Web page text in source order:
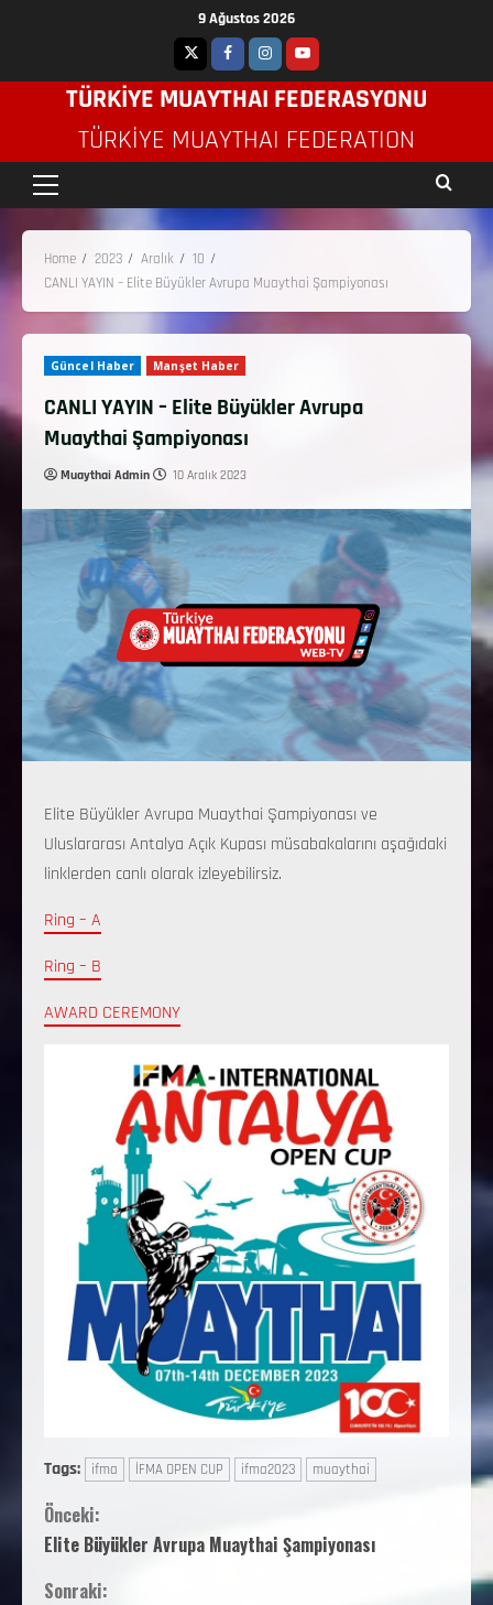
9 Ağustos 2026
TÜRKİYE MUAYTHAI FEDERASYONU
TÜRKIYE MUAYTHAI FEDERATION
Home 2023 Aralık
10
CANLI YAYIN – Elite Büyükler Avrupa Muaythai Şampiyonası
Güncel Haber Manşet Haber
CANLI YAYIN – Elite Büyükler Avrupa
Muaythai Şampiyonası
Muaythai Admin 10 Aralık 2023
Elite Büyükler Avrupa Muaythai Şampiyonası ve
Uluslararası Antalya Açık Kupası müsabakalarını aşağıdaki
linklerden canlı olarak izleyebilirsiz.
Ring – A
Ring – B
AWARD CEREMONY
Tags: ifma İFMA OPEN CUP ifma2023 muaythai
Önceki:
Elite Büyükler Avrupa Muaythai Şampiyonası
Sonraki: